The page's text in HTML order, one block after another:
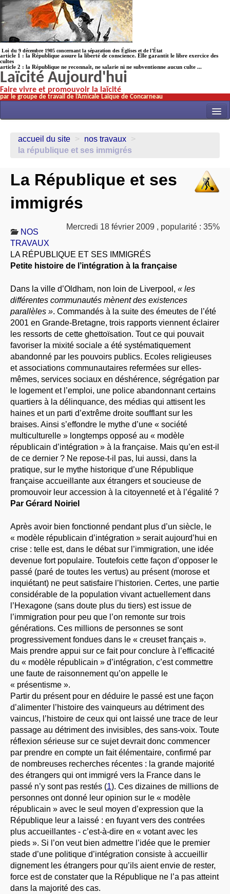
Loi du 9 décembre 1905 concernant la séparation des Églises et de l’État
article 1 : la République assure la liberté de conscience. Elle garantit le libre exercice des
cultes
article 2 : la République ne reconnaît, ne salarie ni ne subventionne aucun culte ...
Laïcité Aujourd'hui
Faire vivre et promouvoir la laïcité
par le groupe de travail de l’Amicale Laïque de Concarneau
ACTUALITÉS
ÉCOLES
HISTOIRE(s)
À PROPOS
LIBRES OPINIONS
* [ connexion Adhérents ].
accueil du site > nos travaux >
la république et ses immigrés
La République et ses
immigrés
Mercredi 18 février 2009 , popularité : 35%
NOS
TRAVAUX
LA RÉPUBLIQUE ET SES IMMIGRÉS
Petite histoire de l’intégration à la française
Dans la ville d’Oldham, non loin de Liverpool, « les
différentes communautés mènent des existences
parallèles ». Commandés à la suite des émeutes de l’été
2001 en Grande-Bretagne, trois rapports viennent éclairer
les ressorts de cette ghettoïsation. Tout ce qui pouvait
favoriser la mixité sociale a été systématiquement
abandonné par les pouvoirs publics. Ecoles religieuses
et associations communautaires refermées sur elles-
mêmes, services sociaux en déshérence, ségrégation par
le logement et l’emploi, une police abandonnant certains
quartiers à la délinquance, des médias qui attisent les
haines et un parti d’extrême droite soufflant sur les
braises. Ainsi s’effondre le mythe d’une « société
multiculturelle » longtemps opposé au « modèle
républicain d’intégration » à la française. Mais qu’en est-il
de ce dernier ? Ne repose-t-il pas, lui aussi, dans la
pratique, sur le mythe historique d’une République
française accueillante aux étrangers et soucieuse de
promouvoir leur accession à la citoyenneté et à l’égalité ?
Par Gérard Noiriel
Après avoir bien fonctionné pendant plus d’un siècle, le
« modèle républicain d’intégration » serait aujourd’hui en
crise : telle est, dans le débat sur l’immigration, une idée
devenue fort populaire. Toutefois cette façon d’opposer le
passé (paré de toutes les vertus) au présent (morose et
inquiétant) ne peut satisfaire l’historien. Certes, une partie
considérable de la population vivant actuellement dans
l’Hexagone (sans doute plus du tiers) est issue de
l’immigration pour peu que l’on remonte sur trois
générations. Ces millions de personnes se sont
progressivement fondues dans le « creuset français ».
Mais prendre appui sur ce fait pour conclure à l’efficacité
du « modèle républicain » d’intégration, c’est commettre
une faute de raisonnement qu’on appelle le
« présentisme ».
Partir du présent pour en déduire le passé est une façon
d’alimenter l’histoire des vainqueurs au détriment des
vaincus, l’histoire de ceux qui ont laissé une trace de leur
passage au détriment des invisibles, des sans-voix. Toute
réflexion sérieuse sur ce sujet devrait donc commencer
par prendre en compte un fait élémentaire, confirmé par
de nombreuses recherches récentes : la grande majorité
des étrangers qui ont immigré vers la France dans le
passé n’y sont pas restés (1). Ces dizaines de millions de
personnes ont donné leur opinion sur le « modèle
républicain » avec le seul moyen d’expression que la
République leur a laissé : en fuyant vers des contrées
plus accueillantes - c’est-à-dire en « votant avec les
pieds ». Si l’on veut bien admettre l’idée que le premier
stade d’une politique d’intégration consiste à accueillir
dignement les étrangers pour qu’ils aient envie de rester,
force est de constater que la République ne l’a pas atteint
dans la majorité des cas.